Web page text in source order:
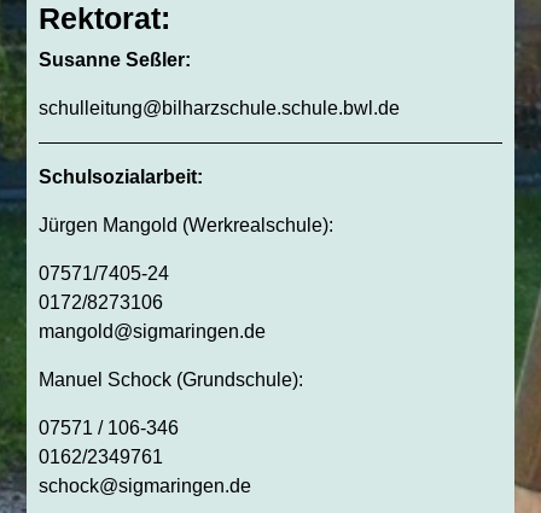
Rektorat:
Susanne Seßler:
schulleitung@bilharzschule.schule.bwl.de
Schulsozialarbeit:
Jürgen Mangold (Werkrealschule):
07571/7405-24
0172/8273106
mangold@sigmaringen.de
Manuel Schock (Grundschule):
07571 / 106-346
0162/2349761
schock@sigmaringen.de